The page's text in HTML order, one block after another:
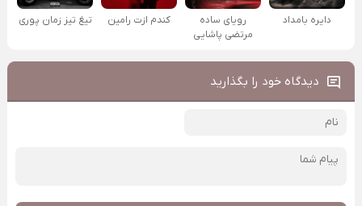
دایره بامداد
رویای ساده
مرتضی پاشایی
کندم ازت رامین تیغ تیز زمان پوری
دیدگاه خود را بگذارید